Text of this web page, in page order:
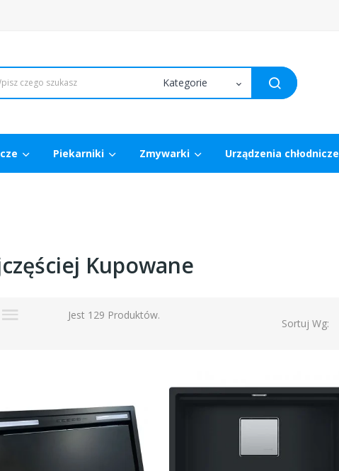
Piekarniki Zmywarki Urządzenia chłodnicze
Kupowane
Jest 129 Produktów.
Sortuj Wg: